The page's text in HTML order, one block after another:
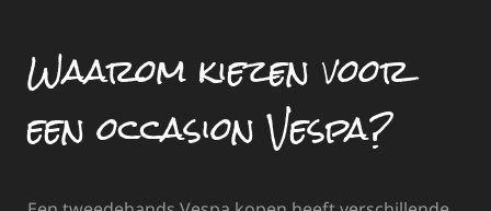
Waarom kiezen voor
een occasion Vespa?